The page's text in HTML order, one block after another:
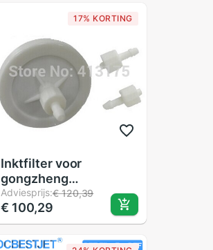
17% KORTING
Inktfilter voor
gongzheng
inkjetprinter met grote
schijf en solventinkt
(wit)
Adviesprijs:€ 120,39
€ 100,29